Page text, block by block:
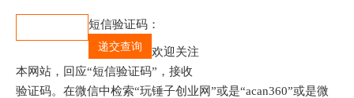
短信验证码：
欢迎关注
本网站，回应“短信验证码”，接收
验证码。在微信中检索“玩锤子创业网”或是“acan360”或是微